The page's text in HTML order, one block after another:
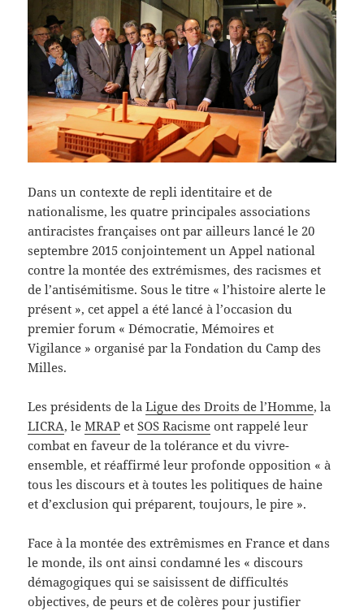
Dans un contexte de repli identitaire et de
nationalisme, les quatre principales associations
antiracistes françaises ont par ailleurs lancé le 20
septembre 2015 conjointement un Appel national
contre la montée des extrémismes, des racismes et
de l’antisémitisme. Sous le titre « l’histoire alerte le
présent », cet appel a été lancé à l’occasion du
premier forum « Démocratie, Mémoires et
Vigilance » organisé par la Fondation du Camp des
Milles.
Les présidents de laLigue des Droits de l’Homme, la
LICRA, leMRAP etSOS Racisme ont rappelé leur
combat en faveur de la tolérance et du vivre-
ensemble, et réaffirmé leur profonde opposition « à
tous les discours et à toutes les politiques de haine
et d’exclusion qui préparent, toujours, le pire ».
Face à la montée des extrêmismes en France et dans
le monde, ils ont ainsi condamné les « discours
démagogiques qui se saisissent de difficultés
objectives, de peurs et de colères pour justifier